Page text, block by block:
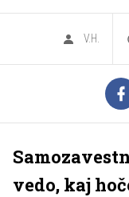
V.H.
vedo, kaj